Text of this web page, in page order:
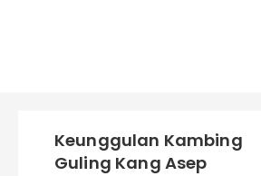
Keunggulan Kambing
Guling Kang Asep